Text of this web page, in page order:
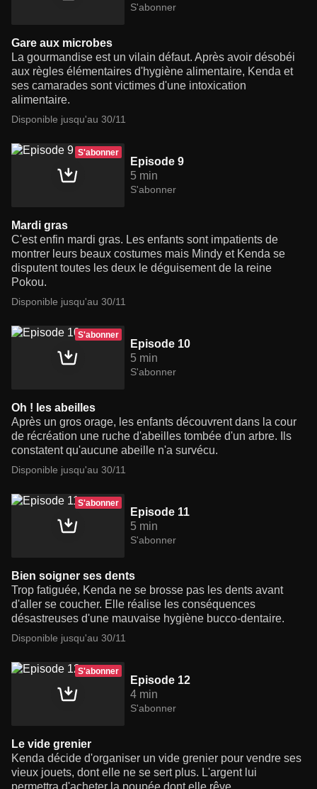
S'abonner
Gare aux microbes
La gourmandise est un vilain défaut. Après avoir désobéi
aux règles élémentaires d'hygiène alimentaire, Kenda et
ses camarades sont victimes d'une intoxication
alimentaire.
Disponible jusqu'au 30/11
S'abonner
Episode 9
5 min
S'abonner
Mardi gras
C'est enfin mardi gras. Les enfants sont impatients de
montrer leurs beaux costumes mais Mindy et Kenda se
disputent toutes les deux le déguisement de la reine
Pokou.
Disponible jusqu'au 30/11
S'abonner
Episode 10
5 min
S'abonner
Oh ! les abeilles
Après un gros orage, les enfants découvrent dans la cour
de récréation une ruche d'abeilles tombée d'un arbre. Ils
constatent qu'aucune abeille n'a survécu.
Disponible jusqu'au 30/11
S'abonner
Episode 11
5 min
S'abonner
Bien soigner ses dents
Trop fatiguée, Kenda ne se brosse pas les dents avant
d'aller se coucher. Elle réalise les conséquences
désastreuses d'une mauvaise hygiène bucco-dentaire.
Disponible jusqu'au 30/11
S'abonner
Episode 12
4 min
S'abonner
Le vide grenier
Kenda décide d'organiser un vide grenier pour vendre ses
vieux jouets, dont elle ne se sert plus. L'argent lui
permettra d'acheter la poupée dont elle rêve.